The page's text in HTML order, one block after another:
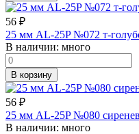
56 ₽
25 мм AL-25P №072 т-
В наличии: много
В корзину
56 ₽
25 мм AL-25P №080
В наличии: много